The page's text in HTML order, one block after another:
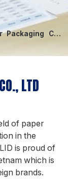
CO.,
LTD
of paper
in the
is proud of
which is
brands.